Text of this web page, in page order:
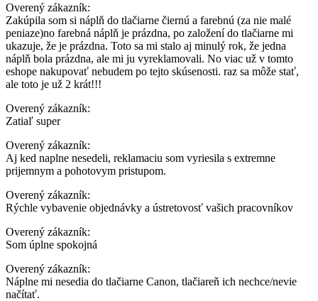
Overený zákazník:
Zakúpila som si náplň do tlačiarne čiernú a farebnú (za nie malé
peniaze)no farebná náplň je prázdna, po založení do tlačiarne mi
ukazuje, že je prázdna. Toto sa mi stalo aj minulý rok, že jedna
náplň bola prázdna, ale mi ju vyreklamovali. No viac už v tomto
eshope nakupovať nebudem po tejto skúsenosti. raz sa môže stať,
ale toto je už 2 krát!!!
Overený zákazník:
Zatiaľ super
Overený zákazník:
Aj ked naplne nesedeli, reklamaciu som vyriesila s extremne
prijemnym a pohotovym pristupom.
Overený zákazník:
Rýchle vybavenie objednávky a ústretovosť vašich pracovníkov
Overený zákazník:
Som úplne spokojná
Overený zákazník:
Náplne mi nesedia do tlačiarne Canon, tlačiareň ich nechce/nevie
načítať.